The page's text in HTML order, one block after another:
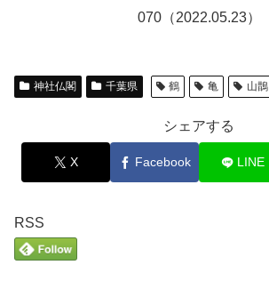
070（2022.05.23）
神社仏閣 千葉県 鶴 亀 山鵲
シェアする
X Facebook LINE
RSS